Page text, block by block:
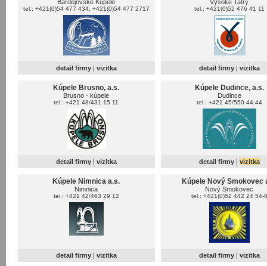
Bardejovské Kúpele
tel.: +421(0)54 477 434; +421(0)54 477 2717
detail firmy | vizitka
Vysoké Tatry
tel.: +421(0)52 476 41 11
detail firmy | vizitka
Kúpele Brusno, a.s.
Brusno - kúpele
tel.: +421 48/431 15 11
detail firmy | vizitka
Kúpele Dudince, a.s.
Dudince
tel.: +421 45/550 44 44
detail firmy | vizitka
Kúpele Nimnica a.s.
Nimnica
tel.: +421 42/463 29 12
detail firmy | vizitka
Kúpele Nový Smokovec
Nový Smokovec
tel.: +421(0)52 442 24 54-6
detail firmy | vizitka